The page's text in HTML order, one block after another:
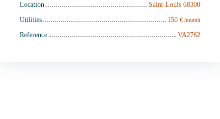
Location
Saint-Louis 68300
Utilities
150 € /month
Reference VA2762